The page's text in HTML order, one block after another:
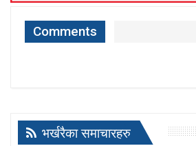
Comments
भर्खरैका समाचारहरु